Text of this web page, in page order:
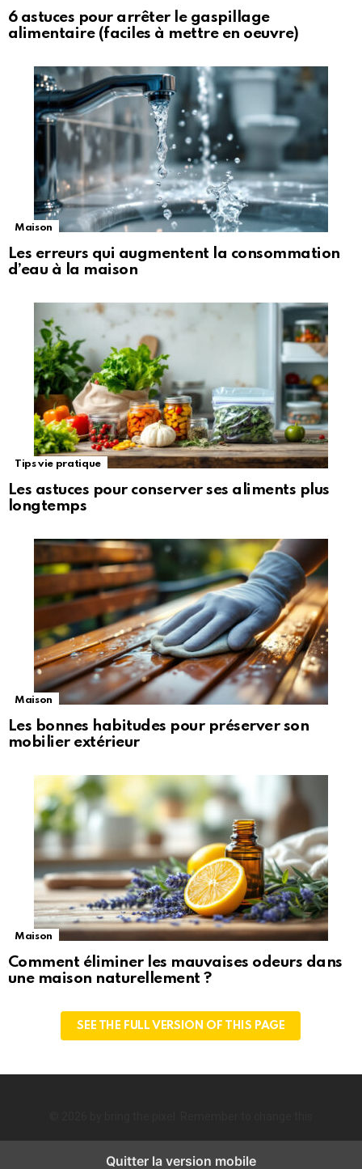
6 astuces pour arrêter le gaspillage
alimentaire (faciles à mettre en oeuvre)
Maison
Les erreurs qui augmentent la consommation
d’eau à la maison
Tips vie pratique
Les astuces pour conserver ses aliments plus
longtemps
Maison
Les bonnes habitudes pour préserver son
mobilier extérieur
Maison
Comment éliminer les mauvaises odeurs dans
une maison naturellement ?
SEE THE FULL VERSION OF THIS PAGE
Quitter la version mobile